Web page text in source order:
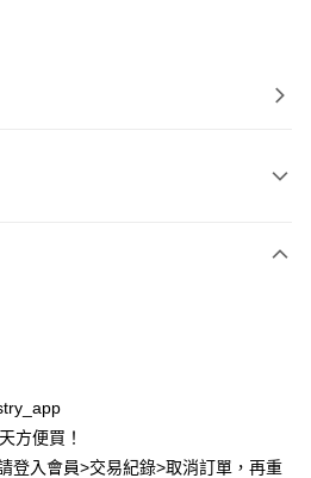
方便買！
登入會員>交易紀錄>取消訂單，再重